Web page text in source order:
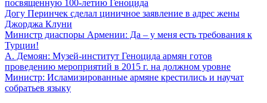
посвященную 100-летию Геноцида
Догу Перинчек сделал циничное заявление в адрес жены
Джорджа Клуни
Министр диаспоры Армении: Да – у меня есть требования к
Турции!
А. Демоян: Музей-институт Геноцида армян готов
проведению мероприятий в 2015 г. на должном уровне
Министр: Исламизированные армяне крестились и научат
собратьев языку